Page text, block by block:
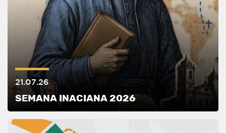
21.07.26
SEMANA INACIANA 2026